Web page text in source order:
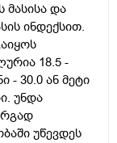
მასისა და
ინდექსით.
18.5 -
- 30.0 ან მეტი
უნდა
უწევდეს